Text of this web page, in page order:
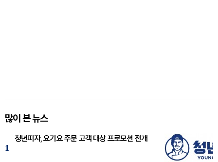
많이 본 뉴스
1
청년피자, 요기요 주문 고객 대상 프로모션 전개